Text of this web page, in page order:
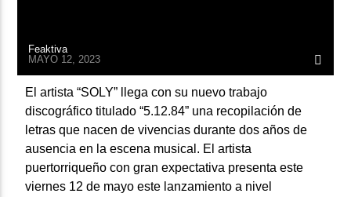
Feaktiva
MAYO 12, 2023
El artista “SOLY” llega con su nuevo trabajo
discográfico titulado “5.12.84” una recopilación de
letras que nacen de vivencias durante dos años de
ausencia en la escena musical. El artista
puertorriqueño con gran expectativa presenta este
viernes 12 de mayo este lanzamiento a nivel